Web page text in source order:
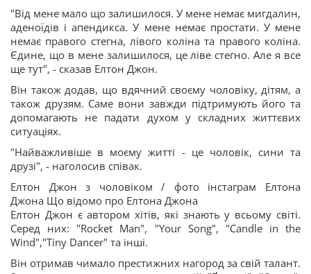
"Від мене мало що залишилося. У мене немає мигдалин,
аденоїдів і апендикса. У мене немає простати. У мене
немає правого стегна, лівого коліна та правого коліна.
Єдине, що в мене залишилося, це ліве стегно. Але я все
ще тут", - сказав Елтон Джон.
Він також додав, що вдячний своєму чоловіку, дітям, а
також друзям. Саме вони завжди підтримують його та
допомагають не падати духом у складних життєвих
ситуаціях.
"Найважливіше в моєму житті - це чоловік, сини та
друзі", - наголосив співак.
Елтон Джон з чоловіком / фото інстаграм Елтона
Джона Що відомо про Елтона Джона
Елтон Джон є автором хітів, які знають у всьому світі.
Серед них: "Rocket Man", "Your Song", "Candle in the
Wind","Tiny Dancer" та інші.
Він отримав чимало престижних нагород за свій талант.